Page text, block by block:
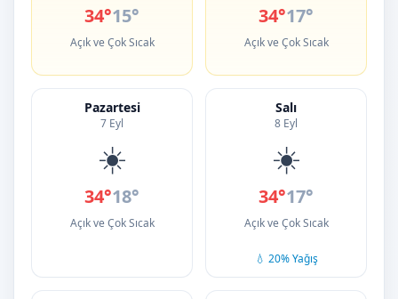
34°15°
Açık ve Çok Sıcak
34°17°
Açık ve Çok Sıcak
Pazartesi
7 Eyl
☀️
34°18°
Açık ve Çok Sıcak
Salı
8 Eyl
☀️
34°17°
Açık ve Çok Sıcak
💧 20% Yağış